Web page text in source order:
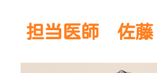
担当医師 佐